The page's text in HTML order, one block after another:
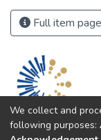
Full item page
We collect and
following purposes: